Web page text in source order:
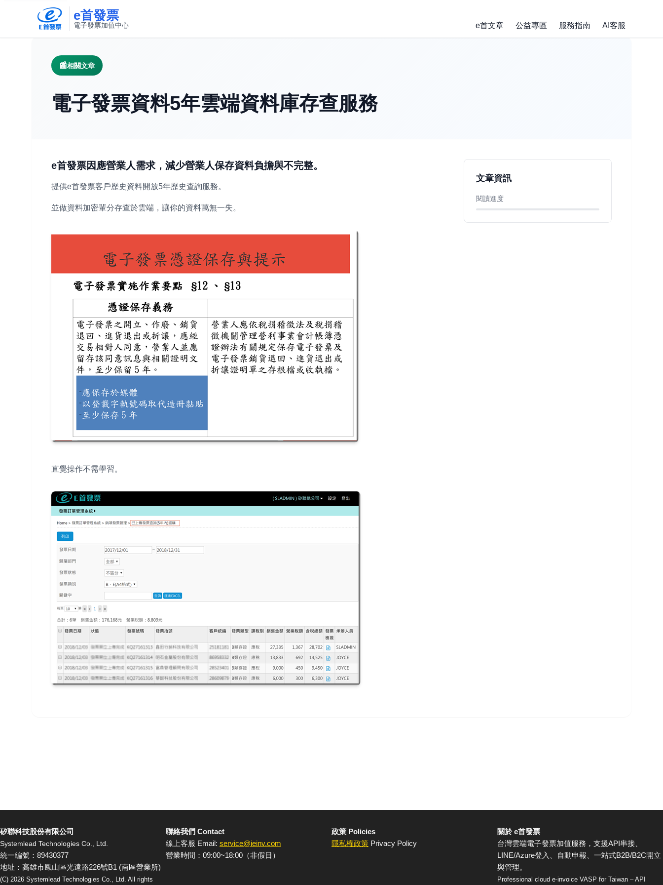
e首發票
電子發票加值中心 e首文章 公益專區 服務指南 AI客服
相關文章
電子發票資料5年雲端資料庫存查服務
e首發票因應營業人需求，減少營業人保存資料負擔與不完整。
提供e首發票客戶歷史資料開放5年歷史查詢服務。
並做資料加密輩分存查於雲端，讓你的資料萬無一失。
直覺操作不需學習。
文章資訊
閱讀進度
矽聯科技股份有限公司
Systemlead Technologies Co., Ltd.
統一編號：89430377
地址：高雄市鳳山區光遠路226號B1 (南區營業所)
(C) 2026 Systemlead Technologies Co., Ltd. All rights
聯絡我們 Contact
線上客服 Email: service@ieinv.com
營業時間：09:00~18:00（非假日）
政策 Policies
隱私權政策 Privacy Policy
關於 e首發票
台灣雲端電子發票加值服務，支援API串接、
LINE/Azure登入、自動申報、一站式B2B/B2C開立
與管理。
Professional cloud e-invoice VASP for Taiwan – API